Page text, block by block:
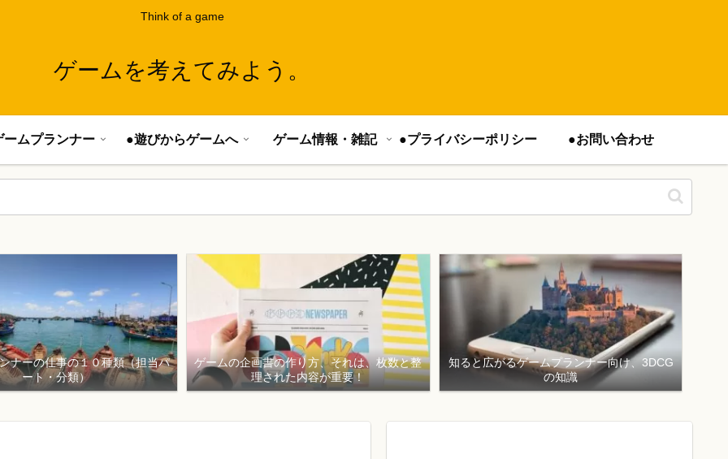
Think of a game
ゲームを考えてみよう。
ームプランナー ●遊びからゲームへ ゲーム情報・雑記 ●プライバシーポリシー ●お問い合わせ
ナーの仕事の１０種類（担当パ
ート・分類）
ゲームの企画書の作り方、それは、枚数と整
理された内容が重要！
知ると広がるゲームプランナー向け、3DCG
の知識